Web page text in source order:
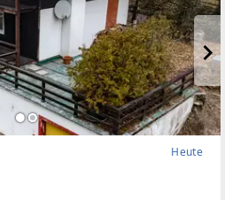
Heute